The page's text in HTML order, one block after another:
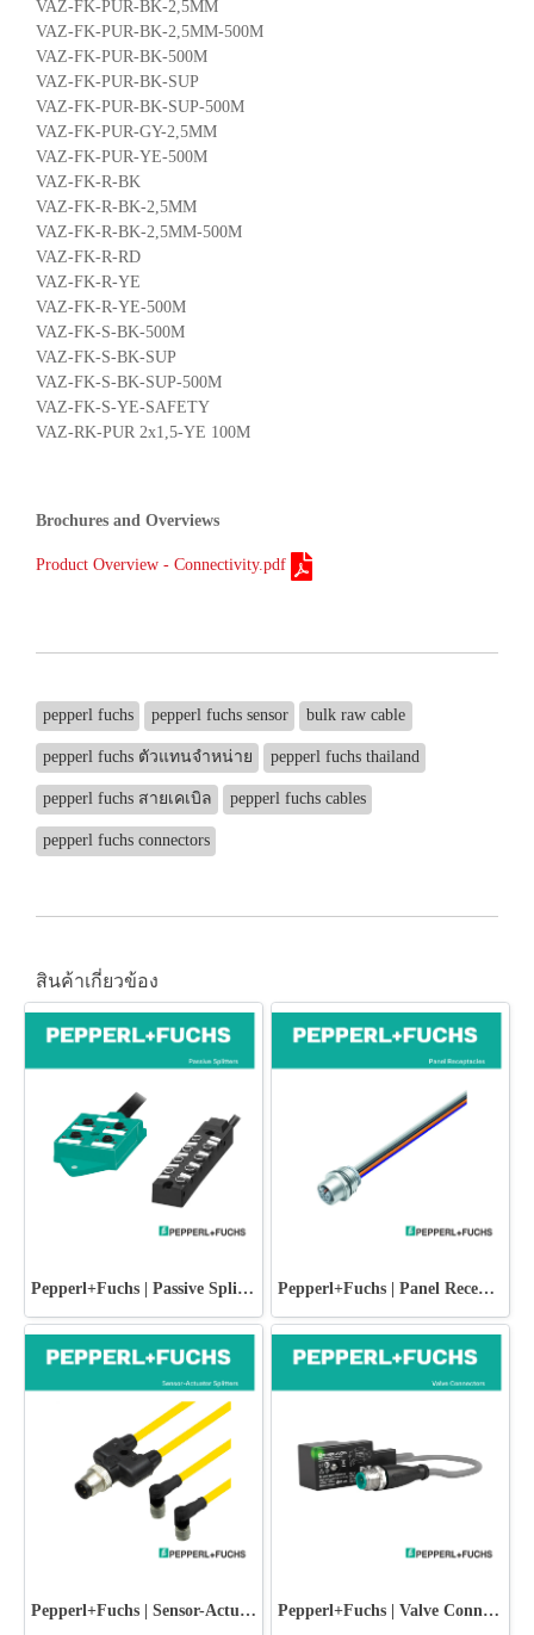
VAZ-FK-PUR-BK-2,5MM
VAZ-FK-PUR-BK-2,5MM-500M
VAZ-FK-PUR-BK-500M
VAZ-FK-PUR-BK-SUP
VAZ-FK-PUR-BK-SUP-500M
VAZ-FK-PUR-GY-2,5MM
VAZ-FK-PUR-YE-500M
VAZ-FK-R-BK
VAZ-FK-R-BK-2,5MM
VAZ-FK-R-BK-2,5MM-500M
VAZ-FK-R-RD
VAZ-FK-R-YE
VAZ-FK-R-YE-500M
VAZ-FK-S-BK-500M
VAZ-FK-S-BK-SUP
VAZ-FK-S-BK-SUP-500M
VAZ-FK-S-YE-SAFETY
VAZ-RK-PUR 2x1,5-YE 100M
Brochures and Overviews
Product Overview - Connectivity.pdf
pepperl fuchs pepperl fuchs sensor bulk raw cable
pepperl fuchs ตัวแทนจำหน่าย pepperl fuchs thailand
pepperl fuchs สายเคเบิล pepperl fuchs cables
pepperl fuchs connectors
สินค้าเกี่ยวข้อง
Pepperl+Fuchs | Passive Splitters Pepperl+Fuchs | Panel Receptacles
Pepperl+Fuchs | Sensor-Actuator Splitters Pepperl+Fuchs | Valve Connectors